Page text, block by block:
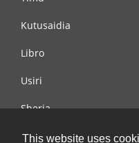
This website uses
Kutusaidia
Libro
Usiri
Sheria
Wasiliana na si